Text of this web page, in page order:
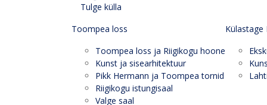
Tulge külla
Toompea loss
Toompea loss ja Riigikogu hoone
Kunst ja sisearhitektuur
Pikk Hermann ja Toompea tornid
Riigikogu istungisaal
Valge saal
Külastage